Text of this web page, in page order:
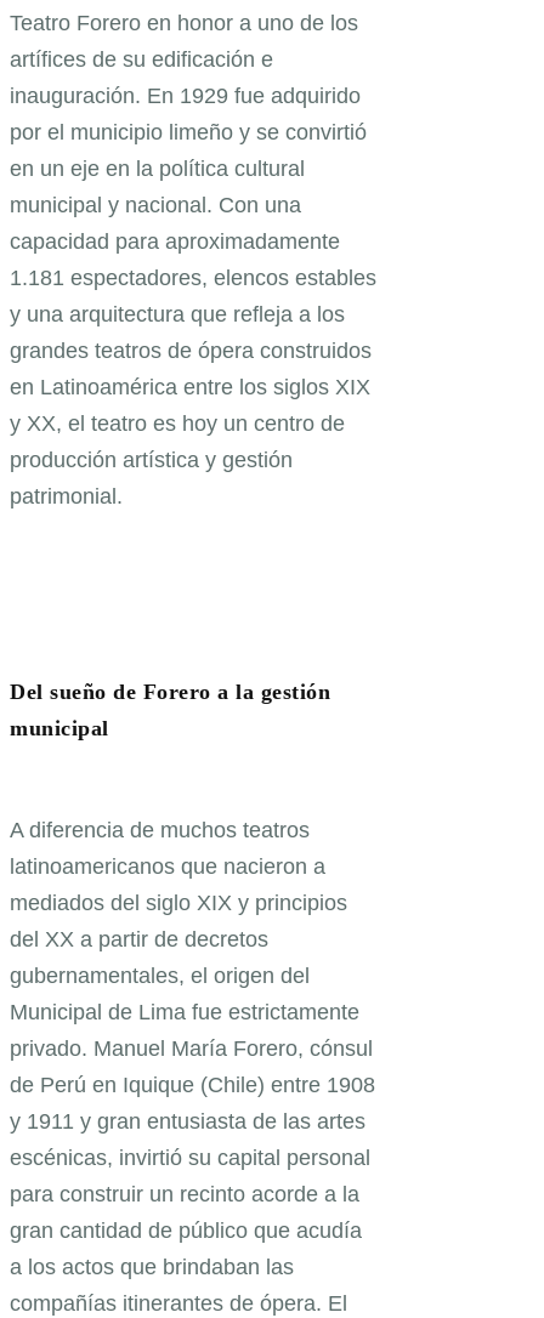
Teatro Forero en honor a uno de los
artífices de su edificación e
inauguración. En 1929 fue adquirido
por el municipio limeño y se convirtió
en un eje en la política cultural
municipal y nacional. Con una
capacidad para aproximadamente
1.181 espectadores, elencos estables
y una arquitectura que refleja a los
grandes teatros de ópera construidos
en Latinoamérica entre los siglos XIX
y XX, el teatro es hoy un centro de
producción artística y gestión
patrimonial.
Del sueño de Forero a la gestión
municipal
A diferencia de muchos teatros
latinoamericanos que nacieron a
mediados del siglo XIX y principios
del XX a partir de decretos
gubernamentales, el origen del
Municipal de Lima fue estrictamente
privado. Manuel María Forero, cónsul
de Perú en Iquique (Chile) entre 1908
y 1911 y gran entusiasta de las artes
escénicas, invirtió su capital personal
para construir un recinto acorde a la
gran cantidad de público que acudía
a los actos que brindaban las
compañías itinerantes de ópera. El